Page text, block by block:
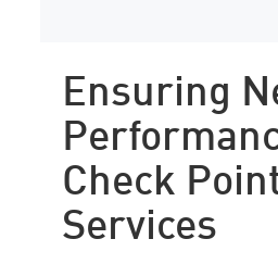
Ensuring
Check
Services